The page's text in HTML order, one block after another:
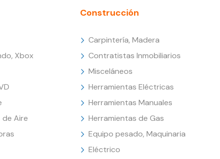
Xbox
Aire
Construcción
Carpintería, Madera
Contratistas Inmobiliarios
Misceláneos
Herramientas Eléctricas
Herramientas Manuales
Herramientas de Gas
Equipo pesado, Maquinaria
Eléctrico